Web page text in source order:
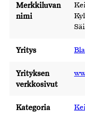
Merkkiluvan
nimi
Yritys
Yrityksen
verkkosivut
Kategoria